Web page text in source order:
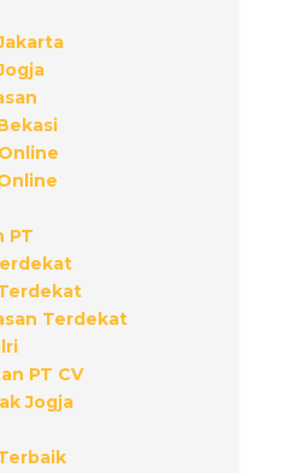
PT
Terdekat
PT CV
Jogja